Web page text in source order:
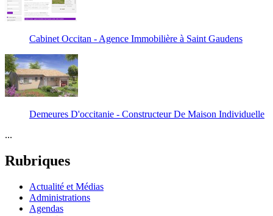
Cabinet Occitan - Agence Immobilière à Saint Gaudens
Demeures D'occitanie - Constructeur De Maison Individuelle
...
Rubriques
Actualité et Médias
Administrations
Agendas